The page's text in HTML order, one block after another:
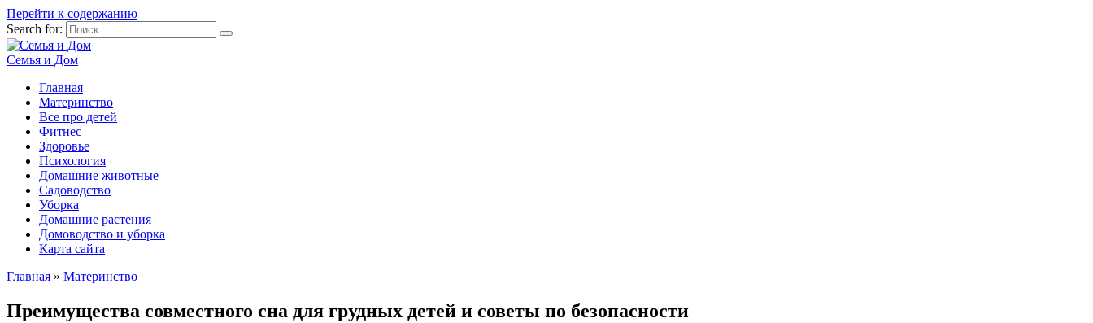
Перейти к содержанию
Search for:
Семья и Дом
Главная
Материнство
Все про детей
Фитнес
Здоровье
Психология
Домашние животные
Садоводство
Уборка
Домашние растения
Домоводство и уборка
Карта сайта
Главная » Материнство
Преимущества совместного сна для грудных детей и советы по безопасности